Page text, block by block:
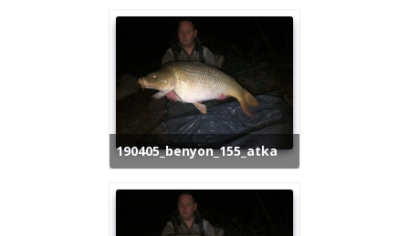
190405_benyon_155_atka